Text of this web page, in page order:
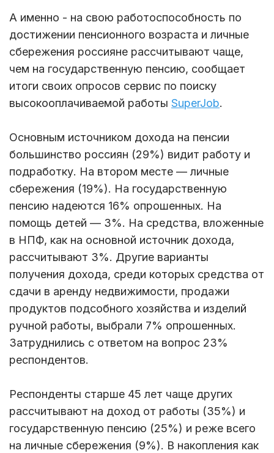
А именно - на свою работоспособность по
достижении пенсионного возраста и личные
сбережения россияне рассчитывают чаще,
чем на государственную пенсию, сообщает
итоги своих опросов сервис по поиску
высокооплачиваемой работы SuperJob.
Основным источником дохода на пенсии
большинство россиян (29%) видит работу и
подработку. На втором месте — личные
сбережения (19%). На государственную
пенсию надеются 16% опрошенных. На
помощь детей — 3%. На средства, вложенные
в НПФ, как на основной источник дохода,
рассчитывают 3%. Другие варианты
получения дохода, среди которых средства от
сдачи в аренду недвижимости, продажи
продуктов подсобного хозяйства и изделий
ручной работы, выбрали 7% опрошенных.
Затруднились с ответом на вопрос 23%
респондентов.
Респонденты старше 45 лет чаще других
рассчитывают на доход от работы (35%) и
государственную пенсию (25%) и реже всего
на личные сбережения (9%). В накопления как